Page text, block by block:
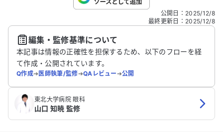
こちらは送信専用のフォームです。氏名やご自身の病気の詳細な
送信する
公開日 ： 2025/12/8
最終更新日 ： 2025/12/8
編集・監修基準について
本記事は情報の正確性を担保するため、以下のフローを経
て作成・公開されています。
Q作成➔医師執筆/監修➔QAレビュー➔公開
東北大学病院 眼科
山口 知暁 監修